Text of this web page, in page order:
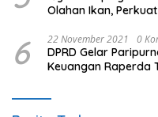
Olahan Ikan,
6 22 November 2021 0
DPRD Gelar
Keuangan Raperda